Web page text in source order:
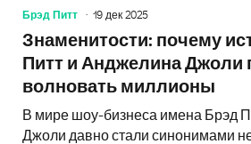
Брэд Питт 19 дек 2025
Знаменитости: почему
Питт и Анджелина
волновать миллионы
В мире шоу-бизнеса имена Брэд
Джоли давно стали синонимами не